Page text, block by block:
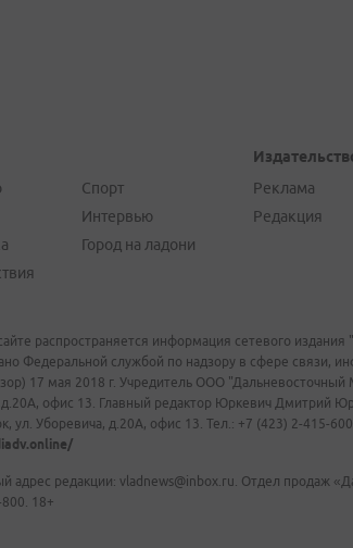
Спорт
Интервью
Город на ладони
Реклама
Редакция
распространяется информация сетевого
Федеральной службой по надзору в сфере связи,
17 мая 2018 г. Учредитель ООО "Дальневосточный
д.20А, офис 13. Главный редактор Юркевич Дмитрий
ул. Уборевича, д.20А, офис 13. Тел.: +7 (423) 2-415-600.
адрес редакции: vladnews@inbox.ru. Отдел продаж
18+